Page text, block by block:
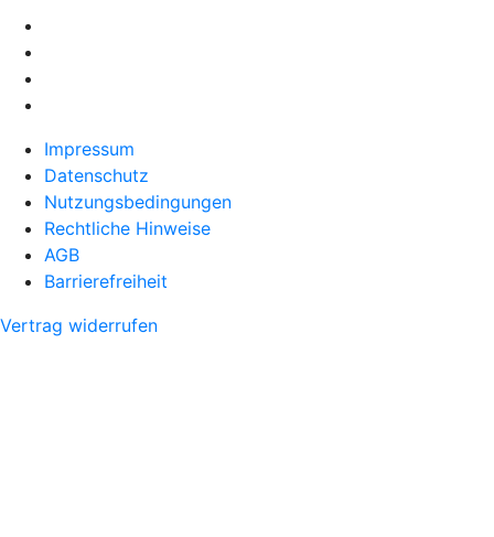
Impressum
Datenschutz
Nutzungsbedingungen
Rechtliche Hinweise
AGB
Barrierefreiheit
Vertrag widerrufen